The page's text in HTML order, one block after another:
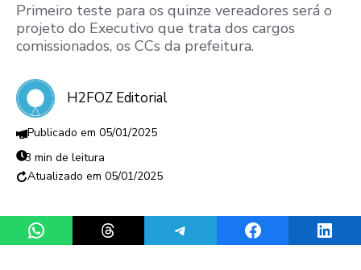
Primeiro teste para os quinze vereadores será o
projeto do Executivo que trata dos cargos
comissionados, os CCs da prefeitura.
H2FOZ Editorial
05/01/2025
3 min de leitura
05/01/2025
Share on WhatsAppShare on ThreadsShare on TelegramShare on Facebook